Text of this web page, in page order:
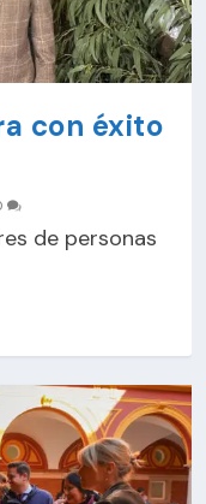
con éxito
de personas